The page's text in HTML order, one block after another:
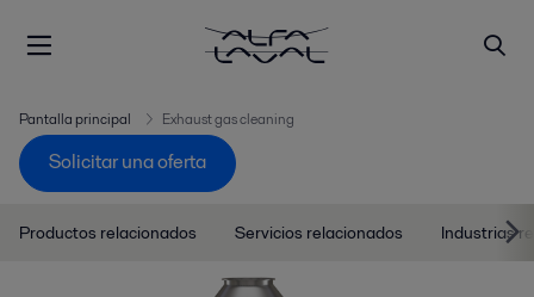
Pantalla principal Exhaust gas cleaning
Solicitar una oferta
Productos relacionados Servicios relacionados Industrias